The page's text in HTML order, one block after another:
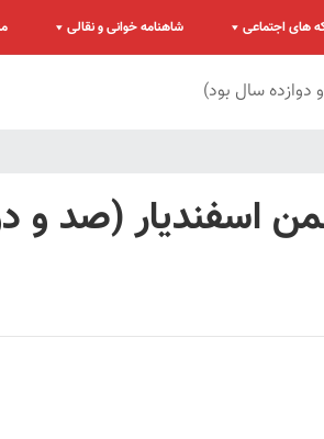
های اجتماعی شاهنامه خوانی و نقالی
سال بود)
اسفندیار (صد و